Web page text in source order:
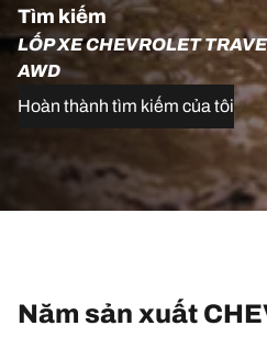
Tìm kiếm
LỐP XE CHEVROLET
AWD
Hoàn thành tìm kiếm của tôi
Năm sản xuất